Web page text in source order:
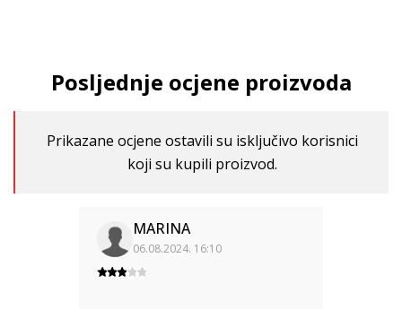
Posljednje ocjene proizvoda
Prikazane ocjene ostavili su isključivo korisnici
koji su kupili proizvod.
MARINA
06.08.2024. 16:10